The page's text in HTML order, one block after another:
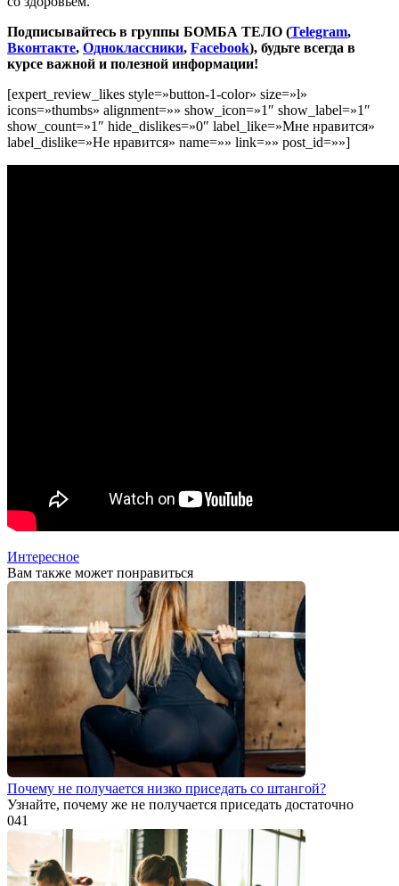
Подписывайтесь в группы БОМБА ТЕЛО (Telegram,
Вконтакте, Одноклассники, Facebook), будьте всегда в
курсе важной и полезной информации!
[expert_review_likes style=»button-1-color» size=»l»
icons=»thumbs» alignment=»» show_icon=»1″ show_label=»1″
show_count=»1″ hide_dislikes=»0″ label_like=»Мне нравится»
label_dislike=»Не нравится» name=»» link=»» post_id=»»]
Интересное
Вам также может понравиться
Почему не получается низко приседать со штангой?
Узнайте, почему же не получается приседать достаточно
041